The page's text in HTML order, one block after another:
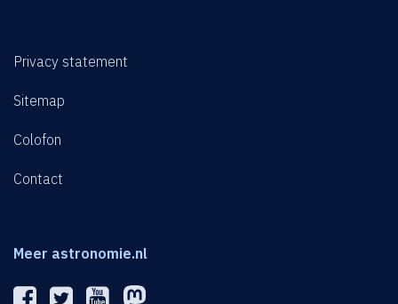
Privacy statement
Sitemap
Colofon
Contact
Meer astronomie.nl